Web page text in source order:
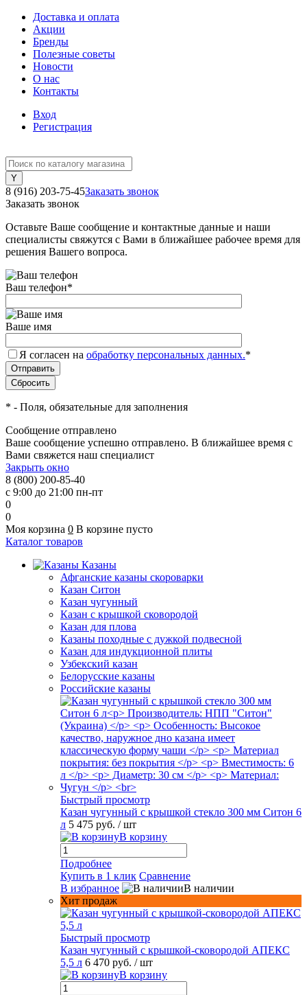
Доставка и оплата
Акции
Бренды
Полезные советы
Новости
О нас
Контакты
Вход
Регистрация
8 (916) 203-75-45Заказать звонок
Заказать звонок
Оставьте Ваше сообщение и контактные данные и наши
специалисты свяжутся с Вами в ближайшее рабочее время для
решения Вашего вопроса.
Ваш телефон*
Ваше имя
Я согласен на обработку персональных данных.*
* - Поля, обязательные для заполнения
Сообщение отправлено
Ваше сообщение успешно отправлено. В ближайшее время с
Вами свяжется наш специалист
Закрыть окно
8 (800) 200-85-40
с 9:00 до 21:00 пн-пт
0
0
Моя корзина 0 В корзине пусто
Каталог товаров
Казаны
Афганские казаны скороварки
Казан Ситон
Казан чугунный
Казан с крышкой сковородой
Казан для плова
Казаны походные с дужкой подвесной
Казан для индукционной плиты
Узбекский казан
Белорусские казаны
Российские казаны
Быстрый просмотр
Казан чугунный с крышкой стекло 300 мм Ситон 6
л 5 475 руб. / шт
В корзину
Подробнее
Купить в 1 клик Сравнение
В избранное
В наличии
Хит продаж
Быстрый просмотр
Казан чугунный с крышкой-сковородой АПЕКС
5,5 л 6 470 руб. / шт
В корзину